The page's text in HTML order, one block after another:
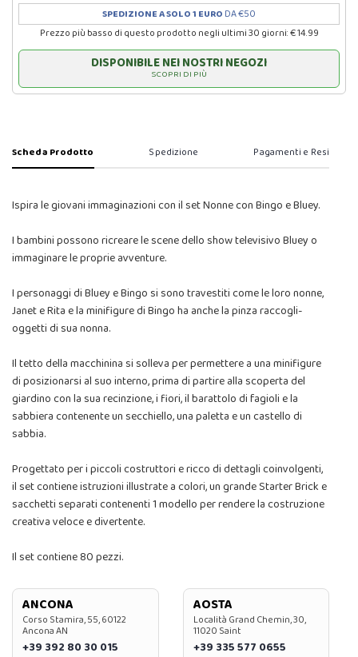
SPEDIZIONE A SOLO 1 EURO DA €50
Prezzo più basso di questo prodotto negli ultimi 30 giorni: € 14.99
DISPONIBILE NEI NOSTRI NEGOZI
SCOPRI DI PIÙ
Scheda Prodotto Spedizione Pagamenti e Resi
Ispira le giovani immaginazioni con il set Nonne con Bingo e Bluey.
I bambini possono ricreare le scene dello show televisivo Bluey o
immaginare le proprie avventure.
I personaggi di Bluey e Bingo si sono travestiti come le loro nonne,
Janet e Rita e la minifigure di Bingo ha anche la pinza raccogli-
oggetti di sua nonna.
Il tetto della macchinina si solleva per permettere a una minifigure
di posizionarsi al suo interno, prima di partire alla scoperta del
giardino con la sua recinzione, i fiori, il barattolo di fagioli e la
sabbiera contenente un secchiello, una paletta e un castello di
sabbia.
Progettato per i piccoli costruttori e ricco di dettagli coinvolgenti,
il set contiene istruzioni illustrate a colori, un grande Starter Brick e
sacchetti separati contenenti 1 modello per rendere la costruzione
creativa veloce e divertente.
Il set contiene 80 pezzi.
ANCONA
Corso Stamira, 55, 60122
Ancona AN
+39 392 80 30 015
AOSTA
Località Grand Chemin, 30,
11020 Saint
+39 335 577 0655